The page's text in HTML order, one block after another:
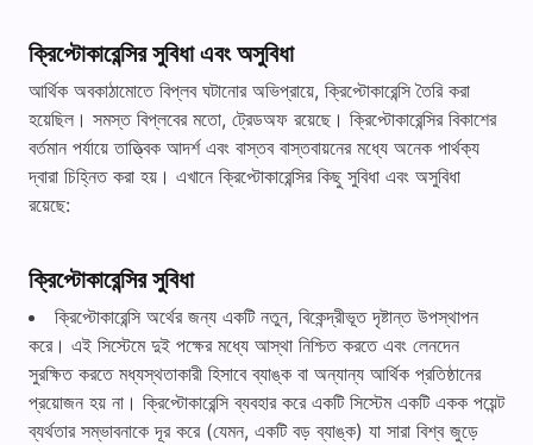
ক্রিপ্টোকারেন্সির সুবিধা এবং অসুবিধা
আর্থিক অবকাঠামোতে বিপ্লব ঘটানোর অভিপ্রায়ে, ক্রিপ্টোকারেন্সি তৈরি করা
হয়েছিল। সমস্ত বিপ্লবের মতো, ট্রেডঅফ রয়েছে। ক্রিপ্টোকারেন্সির বিকাশের
বর্তমান পর্যায়ে তাত্ত্বিক আদর্শ এবং বাস্তব বাস্তবায়নের মধ্যে অনেক পার্থক্য
দ্বারা চিহ্নিত করা হয়। এখানে ক্রিপ্টোকারেন্সির কিছু সুবিধা এবং অসুবিধা
রয়েছে:
ক্রিপ্টোকারেন্সির সুবিধা
ক্রিপ্টোকারেন্সি অর্থের জন্য একটি নতুন, বিকেন্দ্রীভূত দৃষ্টান্ত উপস্থাপন
করে। এই সিস্টেমে দুই পক্ষের মধ্যে আস্থা নিশ্চিত করতে এবং লেনদেন
সুরক্ষিত করতে মধ্যস্থতাকারী হিসাবে ব্যাঙ্ক বা অন্যান্য আর্থিক প্রতিষ্ঠানের
প্রয়োজন হয় না। ক্রিপ্টোকারেন্সি ব্যবহার করে একটি সিস্টেম একটি একক পয়েন্ট
ব্যর্থতার সম্ভাবনাকে দূর করে (যেমন, একটি বড় ব্যাঙ্ক) যা সারা বিশ্ব জুড়ে